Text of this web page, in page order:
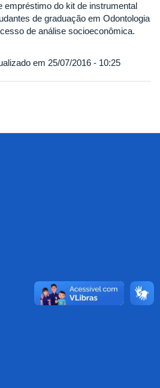
empréstimo do kit de instrumental
de graduação em Odontologia
de análise socioeconômica.
em 25/07/2016 - 10:25